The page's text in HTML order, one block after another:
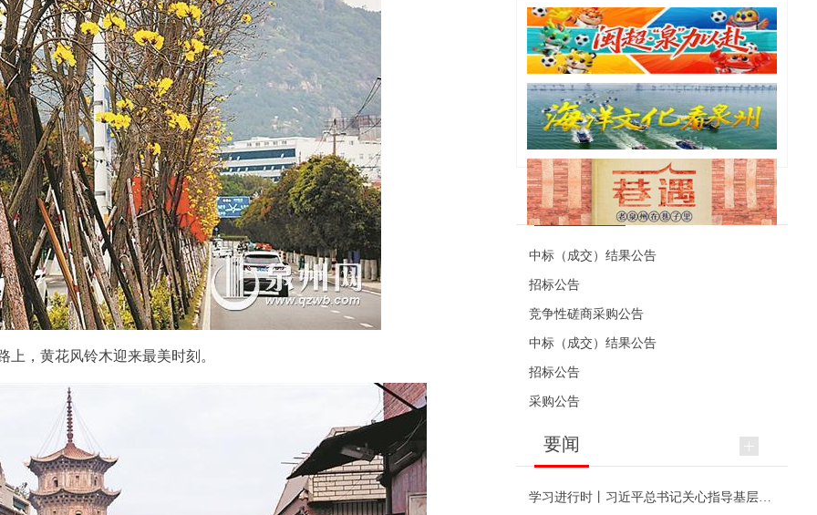
上，黄花风铃木迎来最美时刻。
便民资讯
中标（成交）结果公告
招标公告
竞争性磋商采购公告
中标（成交）结果公告
招标公告
采购公告
要闻